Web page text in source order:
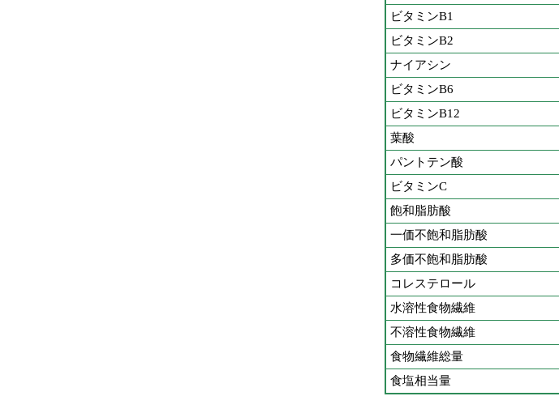
ビタミンB1
ビタミンB2
ナイアシン
ビタミンB6
ビタミンB12
葉酸
パントテン酸
ビタミンC
飽和脂肪酸
一価不飽和脂肪酸
多価不飽和脂肪酸
コレステロール
水溶性食物繊維
不溶性食物繊維
食物繊維総量
食塩相当量